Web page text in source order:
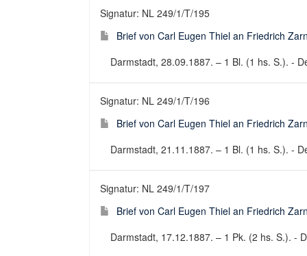
Signatur: NL 249/1/T/195
Brief von Carl Eugen Thiel an Friedrich
Darmstadt, 28.09.1887. – 1 Bl. (1 hs. S.). -
Signatur: NL 249/1/T/196
Brief von Carl Eugen Thiel an Friedrich
Darmstadt, 21.11.1887. – 1 Bl. (1 hs. S.). -
Signatur: NL 249/1/T/197
Brief von Carl Eugen Thiel an Friedrich
Darmstadt, 17.12.1887. – 1 Pk. (2 hs. S.). -